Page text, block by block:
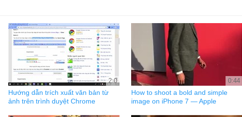
2:0
Hướng dẫn trích xuất văn bản từ
ảnh trên trình duyệt Chrome
0:44
How to shoot a bold and simple
image on iPhone 7 — Apple